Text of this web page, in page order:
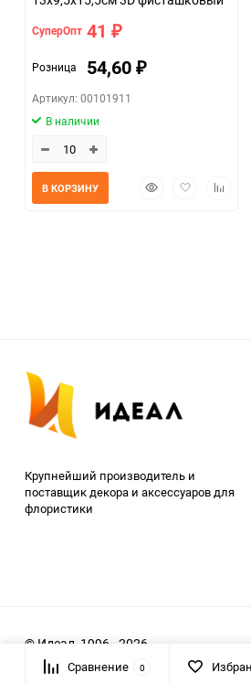
СуперОпт 41 ₽
Розница 54,60 ₽
Артикул: 00101911
В наличии
БыстрыйДобавить
В КОРЗИНУ
Крупнейший производитель и
поставщик декора и аксессуаров для
флористики
© Идеал, 1996 - 2026
Сравнение 0